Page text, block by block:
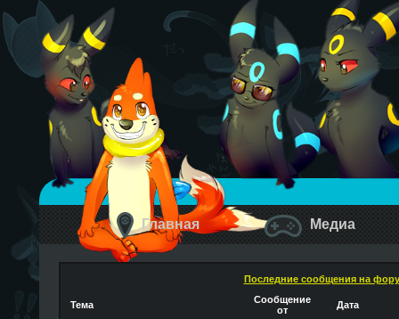
Главная Медиа
Последние сообщения на
Тема
Сообщение
от
Дата